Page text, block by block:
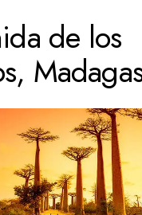
de los